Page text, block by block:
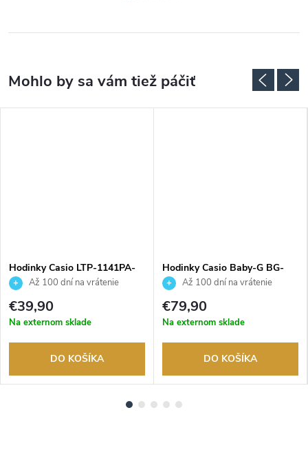
Hodinky Casio LTP-1141PA-
7BEGAž 100 dní na vrátenie
tovaru. Autorizovaný predajca.
€39,90
Na externom sklade
DO KOŠÍKA
Hodinky Casio Baby-G BG-
169CH-4ER
Až 100 dní na vrátenie
tovaru. Autorizovaný predajca.
€79,90
Na externom sklade
DO KOŠÍKA